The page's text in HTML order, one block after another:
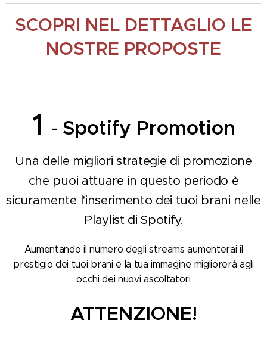
SCOPRI NEL DETTAGLIO LE
NOSTRE PROPOSTE
1 - Spotify Promotion
Una delle migliori strategie di promozione
che puoi attuare in questo periodo è
sicuramente l'inserimento dei tuoi brani nelle
Playlist di Spotify.
Aumentando il numero degli streams aumenterai il
prestigio dei tuoi brani e la tua immagine migliorerà agli
occhi dei nuovi ascoltatori
ATTENZIONE!